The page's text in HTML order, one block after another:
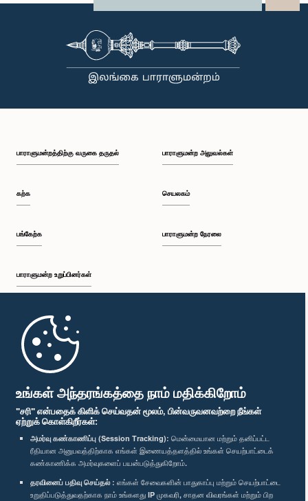
உங்கள் அந்தரங்கத்தை நாம் மதிக்கிறோம்
"சரி" என்பதைக் கிளிக் செய்வதன் மூலம், பின்வருவனவற்றை நீங்கள்
ஏற்றுக் கொள்கிறீர்கள்:
அமர்வு கண்காணிப்பு (Session Tracking): மென்மையான மற்றும் தனிப்பட்ட
ரீதியான அனுபவத்திற்காக எங்கள் இணையத்தளத்தில் உங்கள் செயற்பாட்டைக்
கண்காணிக்க அமர்வுகளைப் பயன்படுத்துகிறோம்.
தரவினைப் பதிவு செய்தல் : எங்கள் சேவைகளின் பாதுகாப்பு மற்றும் செயற்பாட்டை
உறுதிப்படுத்துவதற்காக நாம் உங்களது IP முகவரி, சாதன விவரங்கள் மற்றும் பிற
பாராளுமன்றத்திற்கு வருகை தருதல்
கற்க
பங்கேற்க
பாராளுமன்ற உறுப்பினர்கள்
முதற்பக்கம்
பாராளுமன்ற அலுவல்கள்
செயலகம்
பாராளுமன்ற நேரலை
பாராளுமன்ற கையடக்க செயலி
எம்மை பின்தொடர்க :
விருதுகள்